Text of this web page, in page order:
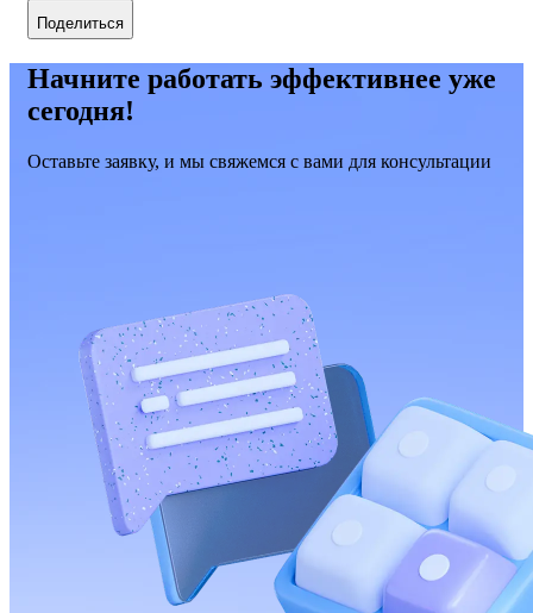
Поделиться
Начните работать эффективнее уже
сегодня!
Оставьте заявку, и мы свяжемся с вами для консультации